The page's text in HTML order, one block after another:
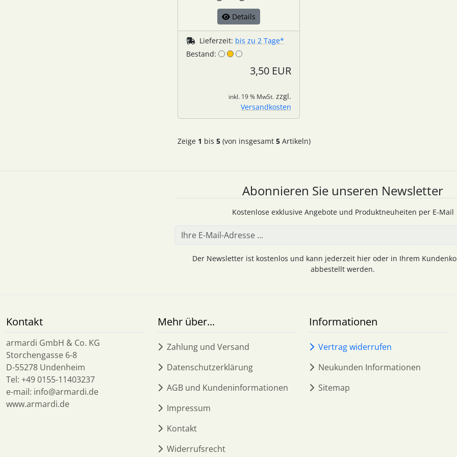
Details
Lieferzeit: bis zu 2 Tage*
Bestand:
3,50 EUR
inkl. 19 % MwSt. zzgl.
Versandkosten
Zeige 1 bis 5 (von insgesamt 5 Artikeln)
Abonnieren Sie unseren Newsletter
Kostenlose exklusive Angebote und Produktneuheiten per E-Mail
Der Newsletter ist kostenlos und kann jederzeit hier oder in Ihrem
abbestellt werden.
Kontakt
armardi GmbH & Co. KG
Storchengasse 6-8
D-55278 Undenheim
Tel: +49 0155-11403237
e-mail: info@armardi.de
www.armardi.de
Mehr über...
Zahlung und Versand
Datenschutzerklärung
AGB und Kundeninformationen
Impressum
Kontakt
Widerrufsrecht
Informationen
Vertrag widerrufen
Neukunden Informationen
Sitemap